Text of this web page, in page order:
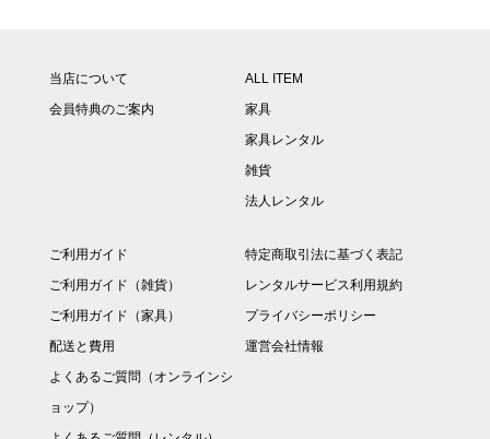
当店について
会員特典のご案内
ALL ITEM
家具
家具レンタル
雑貨
法人レンタル
ご利用ガイド
ご利用ガイド（雑貨）
ご利用ガイド（家具）
配送と費用
よくあるご質問（オンラインシ
ョップ）
特定商取引法に基づく表記
レンタルサービス利用規約
プライバシーポリシー
運営会社情報